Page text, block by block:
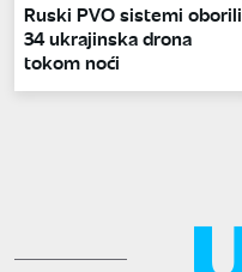
Ruski PVO sistemi oborili
34 ukrajinska drona
tokom noći